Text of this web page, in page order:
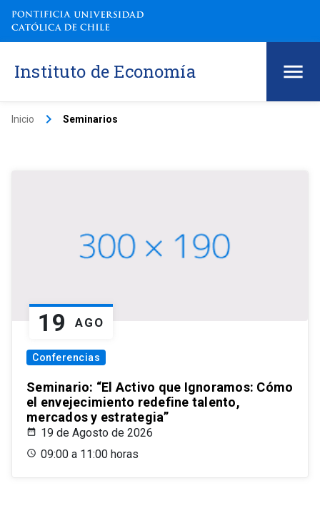
Instituto de Economía
Inicio keyboard_arrow_right Seminarios
19 AGO
Conferencias
Seminario: “El Activo que Ignoramos: Cómo
el envejecimiento redefine talento,
mercados y estrategia”
19 de Agosto de 2026
09:00 a 11:00 horas